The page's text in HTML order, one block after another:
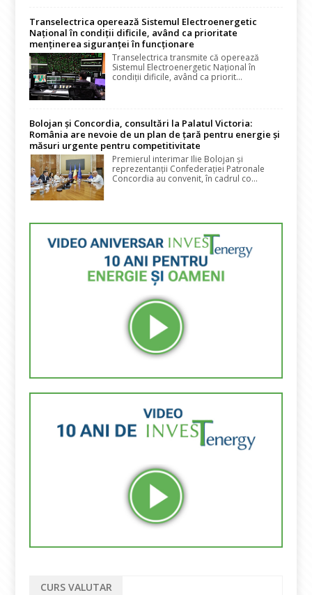
Transelectrica operează Sistemul Electroenergetic
Național în condiții dificile, având ca prioritate
menținerea siguranței în funcționare
Transelectrica transmite că operează
Sistemul Electroenergetic Național în
condiții dificile, având ca priorit...
Bolojan și Concordia, consultări la Palatul Victoria:
România are nevoie de un plan de țară pentru energie și
măsuri urgente pentru competitivitate
Premierul interimar Ilie Bolojan și
reprezentanții Confederației Patronale
Concordia au convenit, în cadrul co...
CURS VALUTAR